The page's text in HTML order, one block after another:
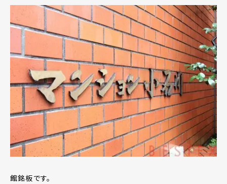
館銘板です。